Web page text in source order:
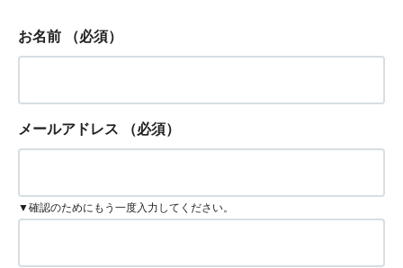
お名前 （必須）
メールアドレス （必須）
▼確認のためにもう一度入力してください。